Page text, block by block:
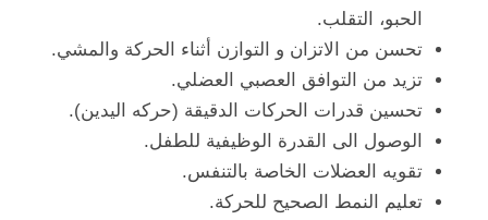
الحبو، التقلب.
تحسن من الاتزان و التوازن أثناء الحركة والمشي.
تزيد من التوافق العصبي العضلي.
تحسين قدرات الحركات الدقيقة (حركه اليدين).
الوصول الى القدرة الوظيفية للطفل.
تقويه العضلات الخاصة بالتنفس.
تعليم النمط الصحيح للحركة.